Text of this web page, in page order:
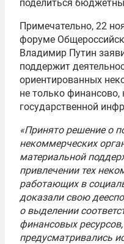
поделиться
Примечательно, 22
форуме
Владимир Путин
поддержит
ориентированных
не только финансово,
государственной
«Принято решение о
некоммерческих
материальной
привлечении тех
работающих в
доказали свою
о выделении
финансовых
предусматривались